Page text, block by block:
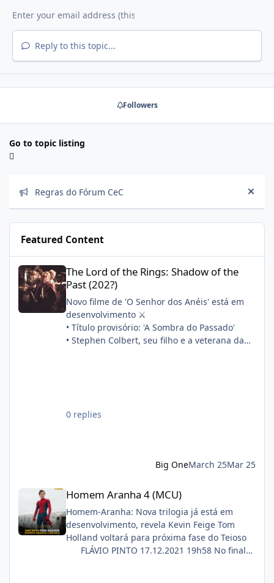
Reply to this topic...
Followers
Go to topic listing
Regras do Fórum CeC
Hide
Featured Content
The Lord of the Rings: Shadow of the Past (202?)
The Lord of the Rings: Shadow of the
Past (202?)
Novo filme de 'O Senhor dos Anéis' está em
desenvolvimento ⚔️
• Título provisório: 'A Sombra do Passado'
• Stephen Colbert, seu filho e a veterana da
"Quatorze anos após a morte de Frodo, Sam,
segredo há muito enterrado e está
do Anel quase foi perdida antes mesmo de
começar."
0 replies
Big OneMarch 25Mar 25
Homem Aranha 4 (MCU)
Homem-Aranha: Nova trilogia já está em
desenvolvimento, revela Kevin Feige Tom
Holland voltará para próxima fase do Teioso